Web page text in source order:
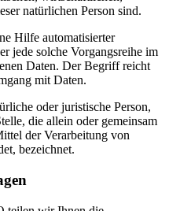
natürlichen Person sind.
Hilfe automatisierter
jede solche Vorgangsreihe im
Daten. Der Begriff reicht
mit Daten.
oder juristische Person,
die allein oder gemeinsam
der Verarbeitung von
bezeichnet.